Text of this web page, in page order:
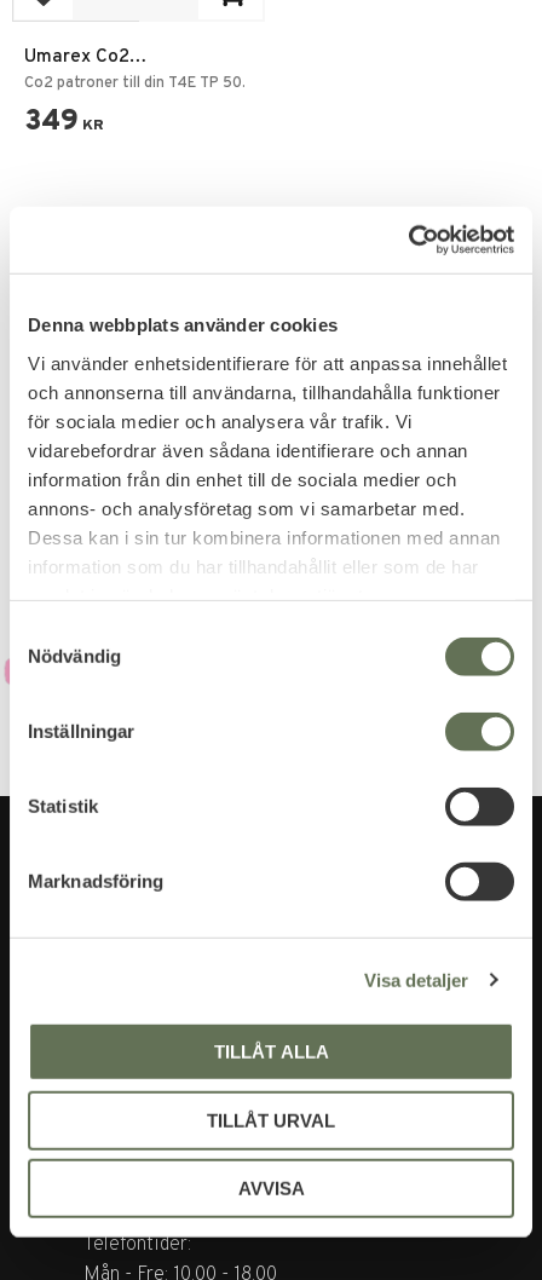
Denna webbplats använder cookies
Vi använder enhetsidentifierare för att anpassa innehållet
och annonserna till användarna, tillhandahålla funktioner
för sociala medier och analysera vår trafik. Vi
vidarebefordrar även sådana identifierare och annan
information från din enhet till de sociala medier och
annons- och analysföretag som vi samarbetar med.
Dessa kan i sin tur kombinera informationen med annan
information som du har tillhandahållit eller som de har
a
m
Nödvändig
Inställningar
Statistik
Marknadsföring
Visa detaljer
TILLÅT ALLA
TILLÅT URVAL
AVVISA
Lägg till i favoriter
Umarex Co2
Kolsyrepatroner 8g 10-
Co2 patroner till din T4E TP 50.
349 KR
PRENUMERERA & TA DEL AV VÅRA
Dina personuppgifter behandlas i enlighet med vår
integritetspolicy.
KONTAKTA OSS
Tel. +46 (0)8-31 44 40
E-mail. info@garderoben.se
Telefontider: